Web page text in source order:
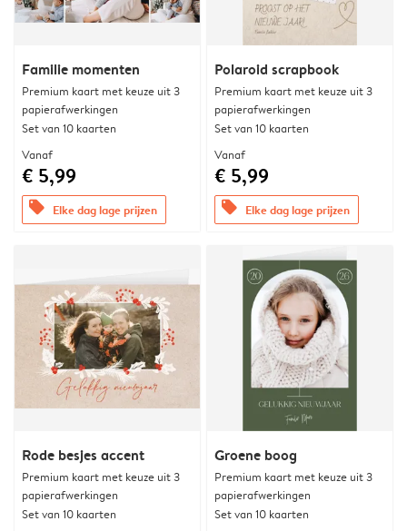
Familie momenten
Premium kaart met keuze uit 3
papierafwerkingen
Set van 10 kaarten
Vanaf
€ 5,99
offers Elke dag lage prijzen
Polaroid scrapbook
Premium kaart met keuze uit 3
papierafwerkingen
Set van 10 kaarten
Vanaf
€ 5,99
offers Elke dag lage prijzen
Rode besjes accent
Premium kaart met keuze uit 3
papierafwerkingen
Set van 10 kaarten
Groene boog
Premium kaart met keuze uit 3
papierafwerkingen
Set van 10 kaarten